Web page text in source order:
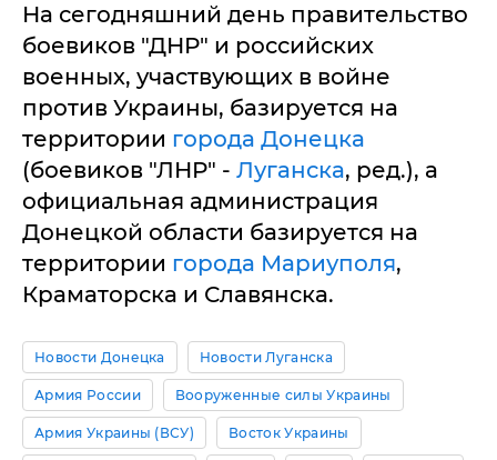
На сегодняшний день правительство
боевиков "ДНР" и российских
военных, участвующих в войне
против Украины, базируется на
территории города Донецка
(боевиков "ЛНР" - Луганска, ред.), а
официальная администрация
Донецкой области базируется на
территории города Мариуполя,
Краматорска и Славянска.
Новости Донецка Новости Луганска
Армия России Вооруженные силы Украины
Армия Украины (ВСУ) Восток Украины